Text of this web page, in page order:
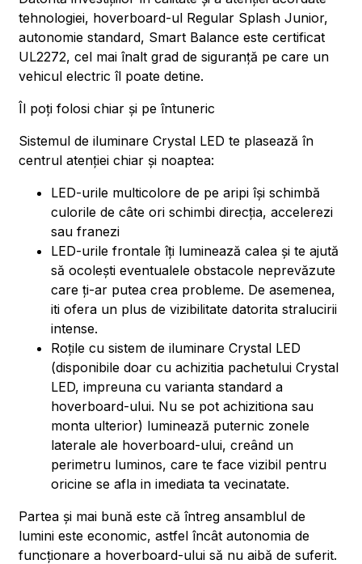
tehnologiei, hoverboard-ul Regular Splash Junior,
autonomie standard, Smart Balance este certificat
UL2272, cel mai înalt grad de siguranță pe care un
vehicul electric îl poate detine.
Îl poți folosi chiar și pe întuneric
Sistemul de iluminare Crystal LED te plasează în
centrul atenției chiar și noaptea:
LED-urile multicolore de pe aripi își schimbă
culorile de câte ori schimbi direcția, accelerezi
sau franezi
LED-urile frontale îți luminează calea și te ajută
să ocolești eventualele obstacole neprevăzute
care ți-ar putea crea probleme. De asemenea,
iti ofera un plus de vizibilitate datorita stralucirii
intense.
Roțile cu sistem de iluminare Crystal LED
(disponibile doar cu achizitia pachetului Crystal
LED, impreuna cu varianta standard a
hoverboard-ului. Nu se pot achizitiona sau
monta ulterior) luminează puternic zonele
laterale ale hoverboard-ului, creând un
perimetru luminos, care te face vizibil pentru
oricine se afla in imediata ta vecinatate.
Partea și mai bună este că întreg ansamblul de
lumini este economic, astfel încât autonomia de
funcționare a hoverboard-ului să nu aibă de suferit.